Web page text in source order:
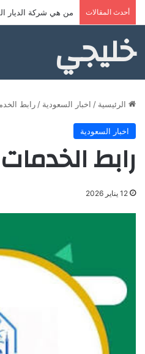
أحدث المقالات من هي شركة الديار
خليجي
الرئيسية / اخبار السعودية / رابط
اخبار السعودية
رابط الخدمات
12 يناير 2026